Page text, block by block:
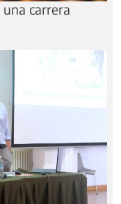
una carrera